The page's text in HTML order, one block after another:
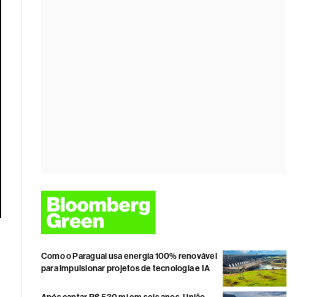
Como o Paraguai usa energia 100% renovável
para impulsionar projetos de tecnologia e IA